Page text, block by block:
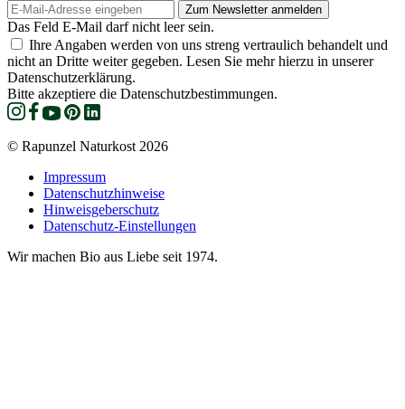
Das Feld E-Mail darf nicht leer sein.
Ihre Angaben werden von uns streng vertraulich behandelt und
nicht an Dritte weiter gegeben. Lesen Sie mehr hierzu in unserer
Datenschutzerklärung.
Bitte akzeptiere die Datenschutzbestimmungen.
© Rapunzel Naturkost 2026
Impressum
Datenschutzhinweise
Hinweisgeberschutz
Datenschutz-Einstellungen
Wir machen Bio aus Liebe seit 1974.